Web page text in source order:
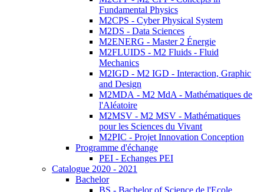
Fundamental Physics
M2CPS - Cyber Physical System
M2DS - Data Sciences
M2ENERG - Master 2 Énergie
M2FLUIDS - M2 Fluids - Fluid
Mechanics
M2IGD - M2 IGD - Interaction, Graphic
and Design
M2MDA - M2 MdA - Mathématiques de
l'Aléatoire
M2MSV - M2 MSV - Mathématiques
pour les Sciences du Vivant
M2PIC - Projet Innovation Conception
Programme d'échange
PEI - Echanges PEI
Catalogue 2020 - 2021
Bachelor
BS - Bachelor of Science de l'Ecole